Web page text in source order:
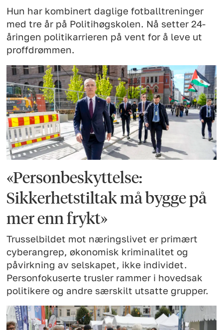
Hun har kombinert daglige fotballtreninger
med tre år på Politihøgskolen. Nå setter 24-
åringen politikarrieren på vent for å leve ut
proffdrømmen.
«Personbeskyttelse:
Sikkerhetstiltak må bygge på
mer enn frykt»
Trusselbildet mot næringslivet er primært
cyberangrep, økonomisk kriminalitet og
påvirkning av selskapet, ikke individet.
Personfokuserte trusler rammer i hovedsak
politikere og andre særskilt utsatte grupper.